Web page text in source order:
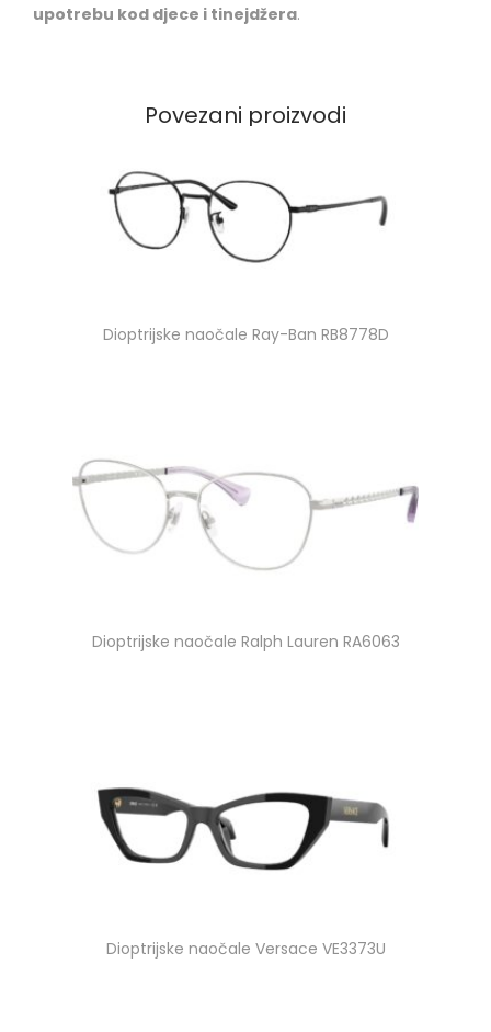
upotrebu kod djece i tinejdžera.
Povezani proizvodi
Dioptrijske naočale Ray-Ban RB8778D
Dioptrijske naočale Ralph Lauren RA6063
Dioptrijske naočale Versace VE3373U